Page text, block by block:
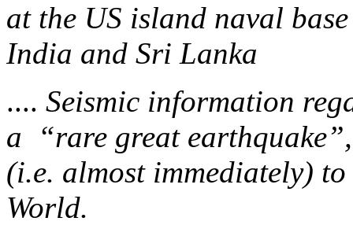
at the US island naval
India and Sri Lanka
.... Seismic information
a “rare great
(i.e. almost immediately)
World.